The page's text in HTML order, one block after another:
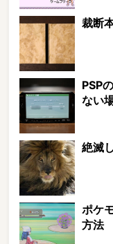
裁断
PSP
ない
絶滅
ポケ
方法